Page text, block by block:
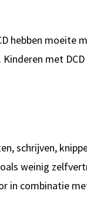
hebben moeite
met DCD
schrijven,
weinig
in combinatie